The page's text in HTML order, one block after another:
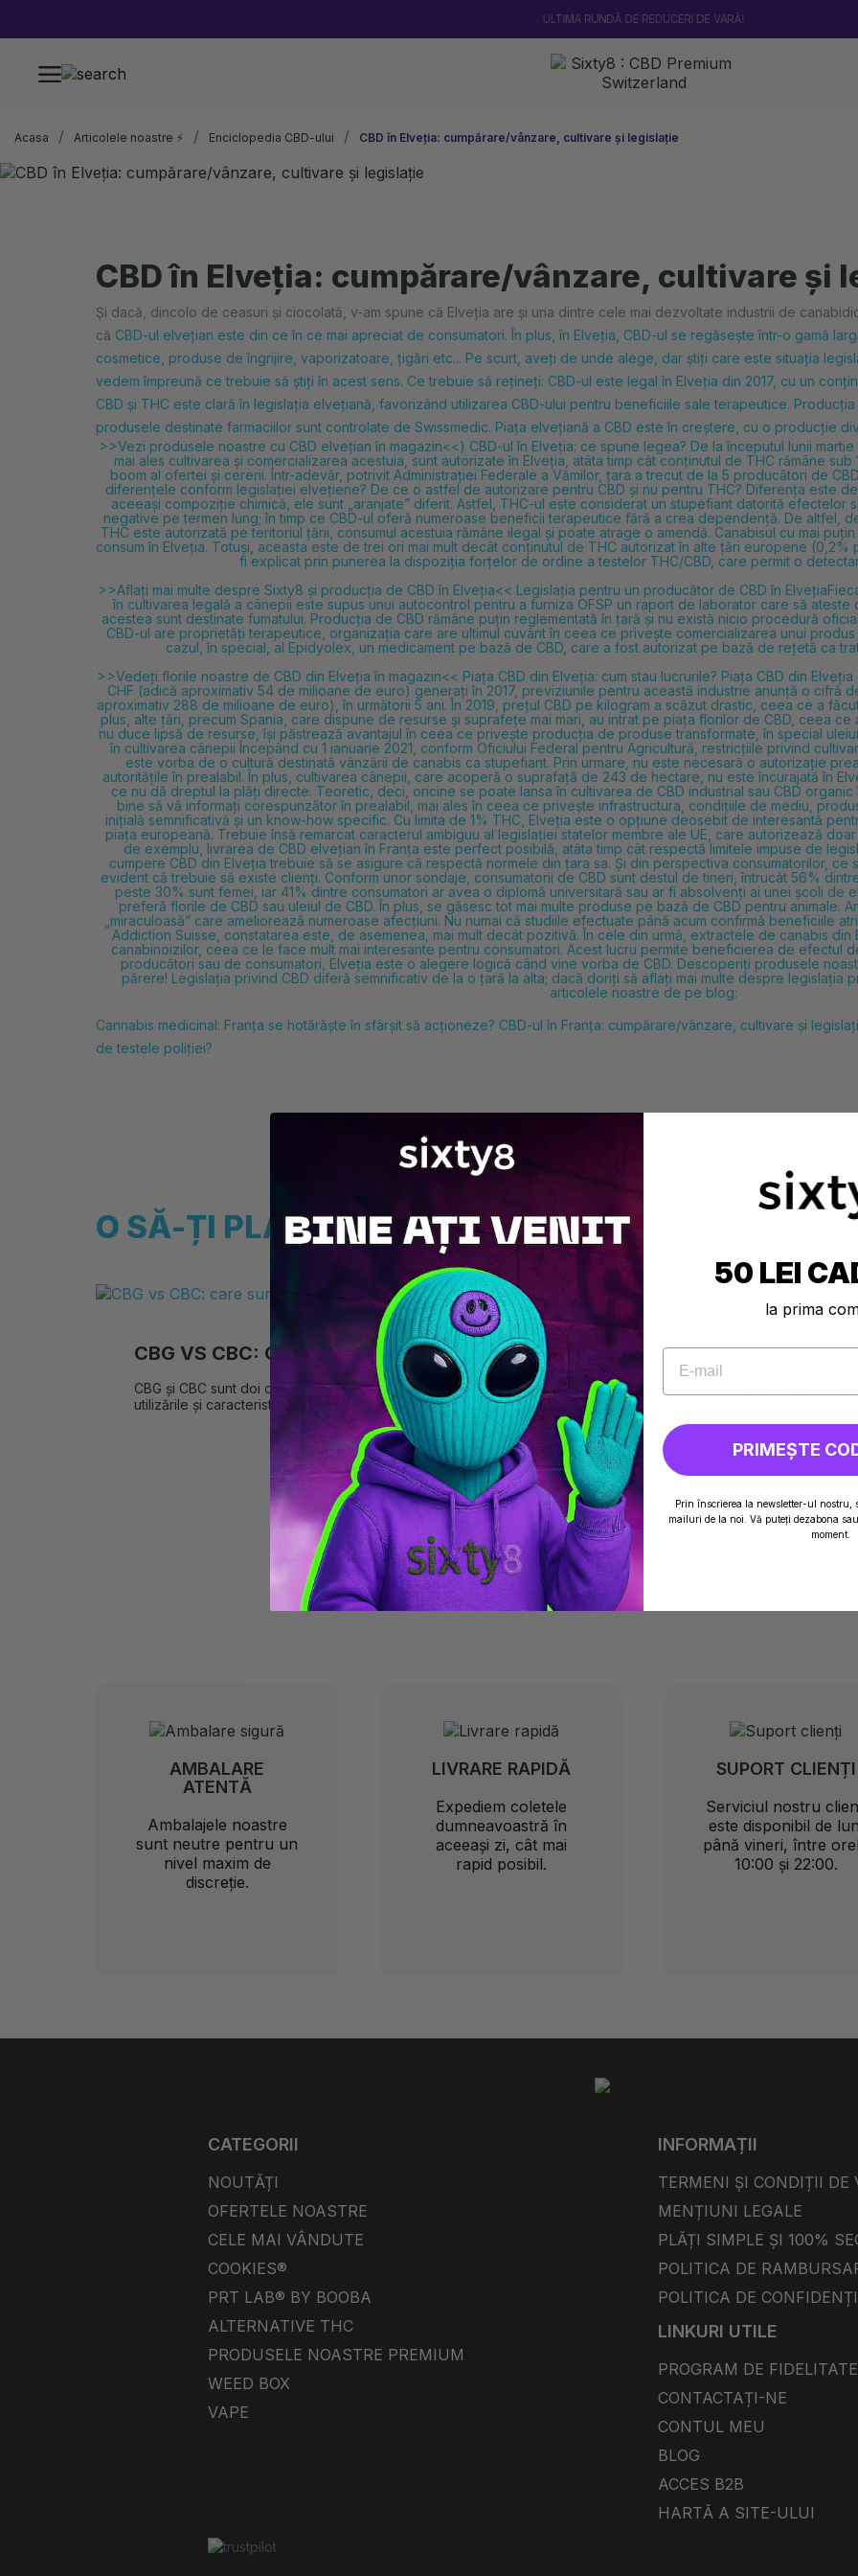
ULTIMA RUNDĂ DE REDUCERI DE VARĂ!
Acasa Articolele noastre ⚡ Enciclopedia CBD-ului CBD în Elveția: cumpărare/vânzare, cultivare și legislație
CBD în Elveția: cumpărare/vânzare, cultivare și
Și dacă, dincolo de ceasuri și ciocolată, v-am spune că Elveția are și una dintre cele mai dezvoltate industrii de
că CBD-ul elvețian este din ce în ce mai apreciat de consumatori. În plus,în Elveția, CBD-ul se regăsește într-o gamă
cosmetice, produse de îngrijire, vaporizatoare, țigări etc... Pe scurt, aveți de unde alege, dar știți care este situația
vedem împreună ce trebuie să știți în acest sens. Ce trebuie să rețineți: CBD-ul este legal în Elveția din 2017, cu un
CBD și THC este clară în legislația elvețiană, favorizând utilizarea CBD-ului pentru beneficiile sale terapeutice.
produsele destinate farmaciilor sunt controlate de Swissmedic. Piața elvețiană a CBD este în creștere, cu o producție
>>Vezi produsele noastre cu CBD elvețian în magazin<<) CBD-ul în Elveția: ce spune legea? De la începutul lunii martie
mai ales cultivarea și comercializarea acestuia, sunt autorizate în Elveția, atâta timp cât conținutul de THC rămâne
boom al ofertei și cererii. Într-adevăr, potrivit Administrației Federale a Vămilor, țara a trecut de la 5 producători de
diferențele conform legislației elvețiene? De ce o astfel de autorizare pentru CBD și nu pentru THC? Diferența este
aceeași compoziție chimică, ele sunt „aranjate” diferit. Astfel, THC-ul este considerat un stupefiant datorită
negative pe termen lung; în timp ce CBD-ul oferă numeroase beneficii terapeutice fără a crea dependență. De altfel,
THC este autorizată pe teritoriul țării, consumul acestuia rămâne ilegal și poate atrage o amendă. Canabisul cu mai
consum în Elveția. Totuși, aceasta este de trei ori mai mult decât conținutul de THC autorizat în alte țări europene
fi explicat prin punerea la dispoziția forțelor de ordine a testelor THC/CBD, care permit o
>>Aflați mai multe despre Sixty8 și producția de CBD în Elveția<< Legislația pentru un producător de CBD în
în cultivarea legală a cânepii este supus unui autocontrol pentru a furniza OFSP un raport de laborator care să
acestea sunt destinate fumatului. Producția de CBD rămâne puțin reglementată în țară și nu există nicio procedură
CBD-ul are proprietăți terapeutice, organizația care are ultimul cuvânt în ceea ce privește comercializarea unui
cazul, în special, al Epidyolex, un medicament pe bază de CBD, care a fost autorizat pe bază de rețetă ca
>>Vedeți florile noastre de CBD din Elveția în magazin<< Piața CBD din Elveția: cum stau lucrurile? Piața CBD din
CHF (adică aproximativ 54 de milioane de euro) generați în 2017, previziunile pentru această industrie anunță o cifră
aproximativ 288 de milioane de euro), în următorii 5 ani. În 2019, prețul CBD pe kilogram a scăzut drastic, ceea ce a
plus, alte țări, precum Spania, care dispune de resurse și suprafețe mai mari, au intrat pe piața florilor de CBD, ceea ce
nu duce lipsă de resurse, își păstrează avantajul în ceea ce privește producția de produse transformate, în special
în cultivarea cânepii Începând cu 1 ianuarie 2021, conform Oficiului Federal pentru Agricultură, restricțiile privind
este vorba de o cultură destinată vânzării de canabis ca stupefiant. Prin urmare, nu este necesară o autorizație
autoritățile în prealabil. În plus, cultivarea cânepii, care acoperă o suprafață de 243 de hectare, nu este încurajată în
ce nu dă dreptul la plăți directe. Teoretic, deci, oricine se poate lansa în cultivarea de CBD industrial sau CBD
bine să vă informați corespunzător în prealabil, mai ales în ceea ce privește infrastructura, condițiile de mediu,
inițială semnificativă și un know-how specific. Cu limita de 1% THC, Elveția este o opțiune deosebit de interesantă
piața europeană. Trebuie însă remarcat caracterul ambiguu al legislației statelor membre ale UE, care autorizează
de exemplu, livrarea de CBD elvețian în Franța este perfect posibilă, atâta timp cât respectă limitele impuse de
cumpere CBD din Elveția trebuie să se asigure că respectă normele din țara sa. Și din perspectiva consumatorilor,
evident că trebuie să existe clienți. Conform unor sondaje, consumatorii de CBD sunt destul de tineri, întrucât 56%
peste 30% sunt femei, iar 41% dintre consumatori ar avea o diplomă universitară sau ar fi absolvenți ai unei școli
preferă florile de CBD sau uleiul de CBD. În plus, se găsesc tot mai multe produse pe bază de CBD pentru animale.
„miraculoasă” care ameliorează numeroase afecțiuni. Nu numai că studiile efectuate până acum confirmă beneficiile
Addiction Suisse, constatarea este, de asemenea, mai mult decât pozitivă. În cele din urmă, extractele de canabis
canabinoizilor, ceea ce le face mult mai interesante pentru consumatori. Acest lucru permite beneficierea de efectul
producători sau de consumatori, Elveția este o alegere logică când vine vorba de CBD. Descoperiți produsele
părere! Legislația privind CBD diferă semnificativ de la o țară la alta; dacă doriți să aflați mai multe despre legislația
articolele noastre de pe blog:
Cannabis medicinal: Franța se hotărăște în sfârșit să acționeze? CBD-ul în Franța: cumpărare/vânzare, cultivare și
de testele poliției?
O SĂ-ȚI PLACĂ ȘI ⚡
CBG VS CBC: CARE SUNT DIFERENȚELE?
CBG și CBC sunt doi canabinoizi așa-numiți minori, proveniți din cânepă. Acest rezumat evidențiază principalele
utilizările și caracteristicile generale.
SEE ALL ARTICLES
AMBALARE
ATENTĂ
Ambalajele noastre
sunt neutre pentru un
nivel maxim de
discreție.
LIVRARE RAPIDĂ
Expediem coletele
dumneavoastră în
aceeași zi, cât mai
rapid posibil.
SUPORT CLIENȚI
Serviciul nostru
este disponibil de
până vineri, între
10:00 și 22:00.
CATEGORII
NOUTĂȚI
OFERTELE NOASTRE
CELE MAI VÂNDUTE
COOKIES®
PRT LAB® BY BOOBA
ALTERNATIVE THC
PRODUSELE NOASTRE PREMIUM
WEED BOX
VAPE
INFORMAȚII
TERMENI ȘI CONDIȚII DE
MENȚIUNI LEGALE
PLĂȚI SIMPLE ȘI 100%
POLITICA DE
POLITICA DE
LINKURI UTILE
PROGRAM DE FIDELITATE
CONTACTAȚI-NE
CONTUL MEU
BLOG
ACCES B2B
HARTĂ A SITE-ULUI
50 LEI
la prima
PRIMEȘTE
Prin înscrierea la newsletter-ul nostru,
mailuri de la noi. Vă puteți dezabona
moment.